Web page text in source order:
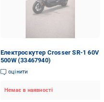
Електроскутер Crosser SR-1 60V
500W (33467940)
оцінити
Немає в наявності